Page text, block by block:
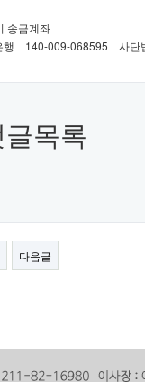
송금계좌
140-009-068595 사단
글목록
다음글